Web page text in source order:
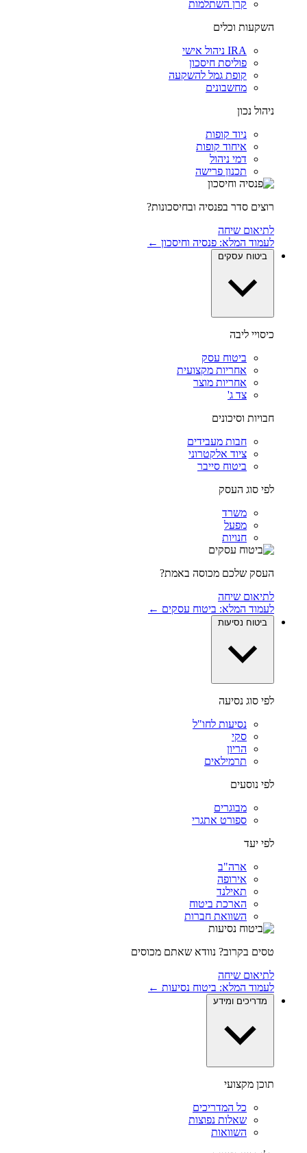
קרן השתלמות
השקעות וכלים
IRA ניהול אישי
פוליסת חיסכון
קופת גמל להשקעה
מחשבונים
ניהול נכון
ניוד קופות
איחוד קופות
דמי ניהול
תכנון פרישה
רוצים סדר בפנסיה ובחיסכונות?
לתיאום שיחה
לעמוד המלא: פנסיה וחיסכון ←
ביטוח עסקים
כיסויי ליבה
ביטוח עסק
אחריות מקצועית
אחריות מוצר
צד ג'
חבויות וסיכונים
חבות מעבידים
ציוד אלקטרוני
ביטוח סייבר
לפי סוג העסק
משרד
מפעל
חנויות
העסק שלכם מכוסה באמת?
לתיאום שיחה
לעמוד המלא: ביטוח עסקים ←
ביטוח נסיעות
לפי סוג נסיעה
נסיעות לחו"ל
סקי
הריון
תרמילאים
לפי נוסעים
מבוגרים
ספורט אתגרי
לפי יעד
ארה"ב
אירופה
תאילנד
הארכת ביטוח
השוואת חברות
טסים בקרוב? נוודא שאתם מכוסים
לתיאום שיחה
לעמוד המלא: ביטוח נסיעות ←
מדריכים ומידע
תוכן מקצועי
כל המדריכים
שאלות נפוצות
השוואות